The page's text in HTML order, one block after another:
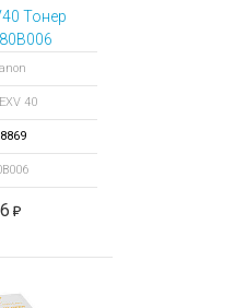
Тонер
40